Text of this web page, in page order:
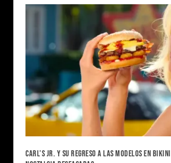
CARL’S JR. Y SU REGRESO A LAS MODELOS EN